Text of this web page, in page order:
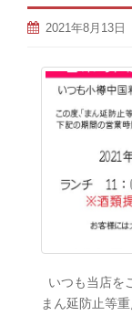
2021年8月13日
いつも当店を
まん延防止等